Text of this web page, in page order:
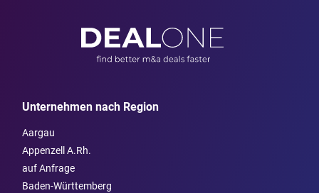
Unternehmen nach Region
Aargau
Appenzell A.Rh.
auf Anfrage
Baden-Württemberg